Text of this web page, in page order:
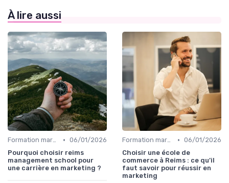
À lire aussi
Formation marketing & upskilling • 06/01/2026
Pourquoi choisir reims
management school pour
une carrière en marketing ?
Formation marketing & upskilling • 06/01/2026
Choisir une école de
commerce à Reims : ce qu’il
faut savoir pour réussir en
marketing